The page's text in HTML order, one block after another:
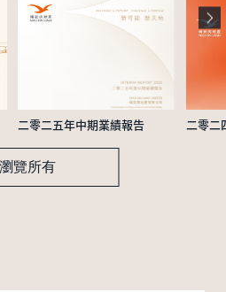
二零二五年中期業績報告 二零二
瀏覽所有